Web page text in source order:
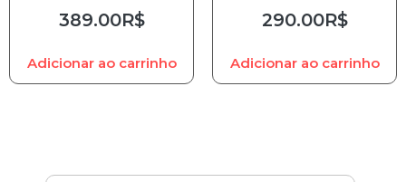
389.00R$
Adicionar ao carrinho
290.00R$
Adicionar ao carrinho